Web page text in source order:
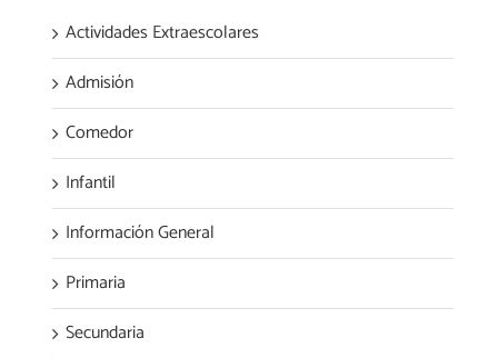
Actividades Extraescolares
Admisión
Comedor
Infantil
Información General
Primaria
Secundaria